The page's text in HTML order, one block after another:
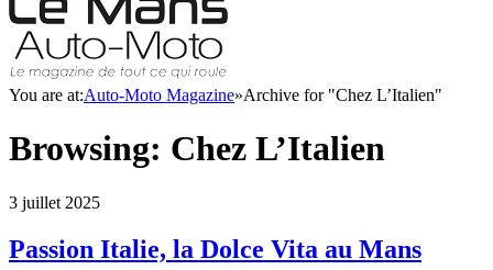
You are at:Auto-Moto Magazine»Archive for "Chez L’Italien"
Browsing: Chez L’Italien
3 juillet 2025
Passion Italie, la Dolce Vita au Mans